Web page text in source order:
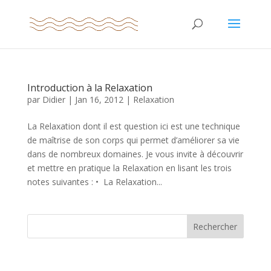
Introduction à la Relaxation
par Didier| Jan 16, 2012| Relaxation
La Relaxation dont il est question ici est une technique
de maîtrise de son corps qui permet d’améliorer sa vie
dans de nombreux domaines. Je vous invite à découvrir
et mettre en pratique la Relaxation en lisant les trois
notes suivantes : • La Relaxation...
Rechercher